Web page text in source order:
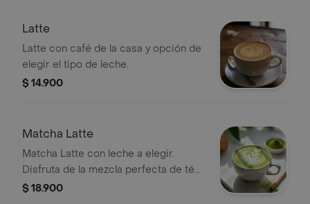
Latte
Latte con café de la casa y opción de
elegir el tipo de leche.
$ 14.900
Matcha Latte
Matcha Latte con leche a elegir.
Disfruta de la mezcla perfecta de té
matcha y leche.
$ 18.900